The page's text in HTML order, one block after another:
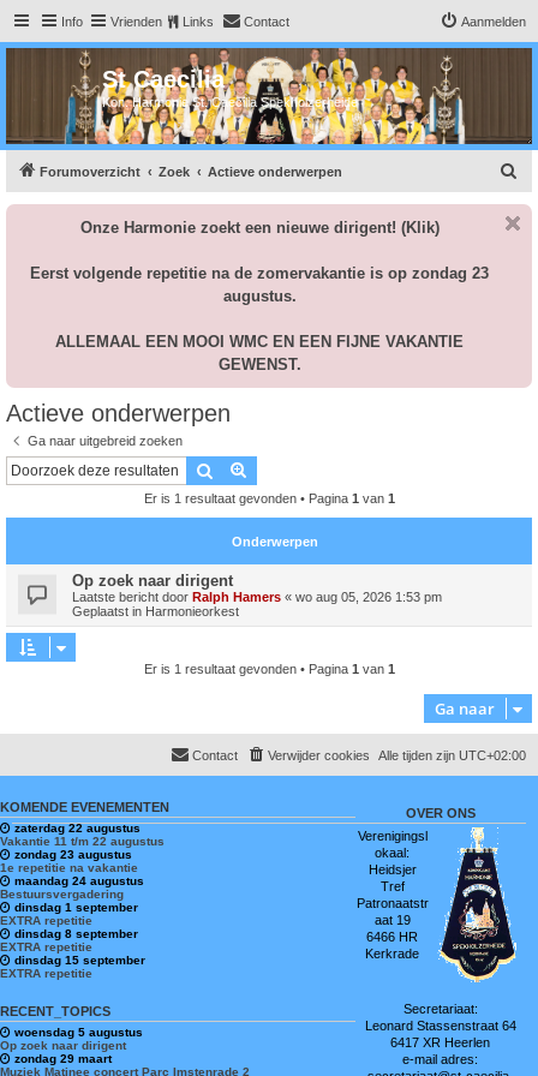
Info Vrienden Links Contact Aanmelden
St Caecilia
Kon. Harmonie St. Caecilia Spekholzerheide
Forumoverzicht Zoek Actieve onderwerpen
e
Onze Harmonie zoekt een nieuwe dirigent! (Klik)
Eerst volgende repetitie na de zomervakantie is op zondag 23
augustus.
ALLEMAAL EEN MOOI WMC EN EEN FIJNE VAKANTIE
GEWENST.
Actieve onderwerpen
Ga naar uitgebreid zoeken
Zoek
Er is 1 resultaat gevonden • Pagina 1 van 1
Onderwerpen
Op zoek naar dirigent
Laatste bericht door Ralph Hamers « wo aug 05, 2026 1:53 pm
Geplaatst in Harmonieorkest
Er is 1 resultaat gevonden • Pagina 1 van 1
Ga naar
Alle tijden zijn UTC+02:00
Verwijder cookies
Contact
KOMENDE EVENEMENTEN
zaterdag 22 augustus
Vakantie 11 t/m 22 augustus
zondag 23 augustus
1e repetitie na vakantie
maandag 24 augustus
Bestuursvergadering
dinsdag 1 september
EXTRA repetitie
dinsdag 8 september
EXTRA repetitie
dinsdag 15 september
EXTRA repetitie
RECENT_TOPICS
woensdag 5 augustus
Op zoek naar dirigent
zondag 29 maart
Muziek Matinee concert Parc Imstenrade 2
OVER ONS
Verenigingsl
okaal:
Heidsjer
Tref
Patronaatstr
aat 19
6466 HR
Kerkrade
Secretariaat:
Leonard Stassenstraat 64
6417 XR Heerlen
e-mail adres: